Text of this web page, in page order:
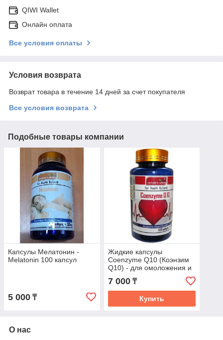
QIWI Wallet
Онлайн оплата
Все условия оплаты
Условия возврата
Возврат товара в течение 14 дней за счет покупателя
Все условия возврата
Подобные товары компании
Капсулы Мелатонин -
Melatonin 100 капсул
5 000 ₸
Жидкие капсулы
Coenzyme Q10 (Коэнзим
Q10) - для омоложения и
повышения энергичности
100 капсул
7 000₸
Купить
О нас